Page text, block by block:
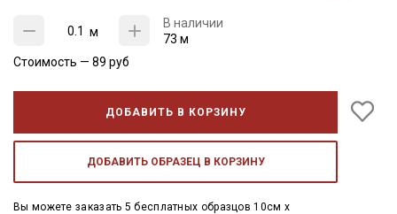
м
В наличии
73 м
Стоимость — 89 руб
ДОБАВИТЬ В КОРЗИНУ
ДОБАВИТЬ ОБРАЗЕЦ В КОРЗИНУ
Вы можете заказать 5 бесплатных образцов 10см x